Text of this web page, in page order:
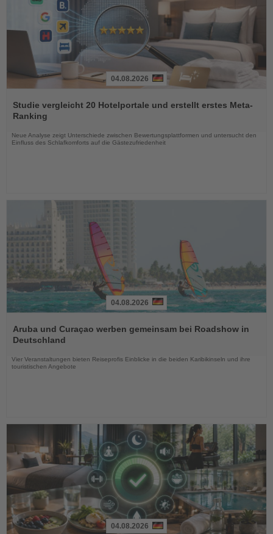
Sie
die
Nachrichten
04.08.2026
Studie vergleicht 20 Hotelportale und erstellt erstes Meta-
Ranking
Neue Analyse zeigt Unterschiede zwischen Bewertungsplattformen und untersucht den
Einfluss des Schlafkomforts auf die Gästezufriedenheit
Sie
die
04.08.2026
Aruba und Curaçao werben gemeinsam bei Roadshow in
Deutschland
Vier Veranstaltungen bieten Reiseprofis Einblicke in die beiden Karibikinseln und ihre
touristischen Angebote
04.08.2026